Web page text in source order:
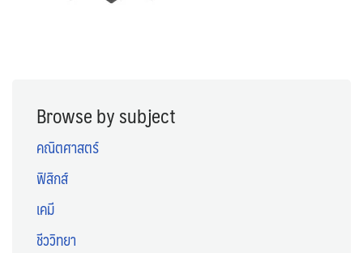
Browse by subject
คณิตศาสตร์
ฟิสิกส์
เคมี
ชีววิทยา